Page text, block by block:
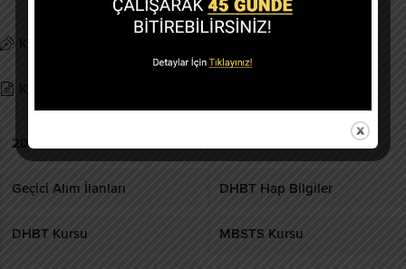
Kurumsal
KVK Metni
2026 DHBT
Geçici Alım İlanları DHBT Hap Bilgiler
DHBT Kursu MBSTS Kursu